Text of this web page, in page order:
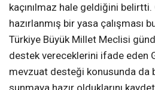
kaçınılmaz hale geldiğini
hazırlanmış bir yasa çalışması
Türkiye Büyük Millet Meclisi
destek vereceklerini ifade eden
mevzuat desteği konusunda da
sunmaya hazır olduklarını